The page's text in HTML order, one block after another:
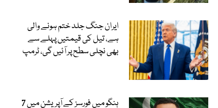
ایران جنگ جلد ختم ہونے والی
ہے، تیل کی قیمتیں پہلے سے
بھی نچلی سطح پر آئیں گی، ٹرمپ
ہنگو میں فورسز کے آپریشن میں 7